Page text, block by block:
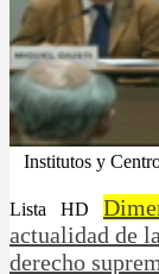
Institutos y
Lista HD
actualidad de
derecho